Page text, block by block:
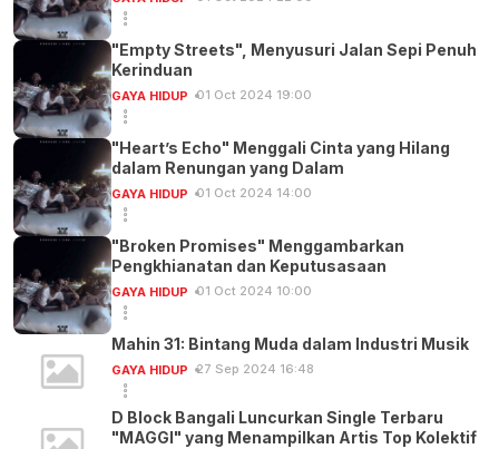
"Empty Streets", Menyusuri Jalan Sepi Penuh
Kerinduan
GAYA HIDUP 01 Oct 2024 19:00
"Heart’s Echo" Menggali Cinta yang Hilang
dalam Renungan yang Dalam
GAYA HIDUP 01 Oct 2024 14:00
"Broken Promises" Menggambarkan
Pengkhianatan dan Keputusasaan
GAYA HIDUP 01 Oct 2024 10:00
Mahin 31: Bintang Muda dalam Industri Musik
GAYA HIDUP 27 Sep 2024 16:48
D Block Bangali Luncurkan Single Terbaru
"MAGGI" yang Menampilkan Artis Top Kolektif